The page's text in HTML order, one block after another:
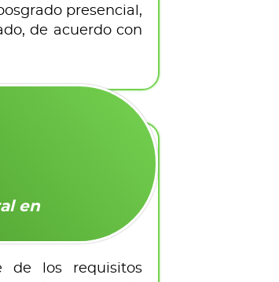
presencial,
de acuerdo con
en
de los requisitos